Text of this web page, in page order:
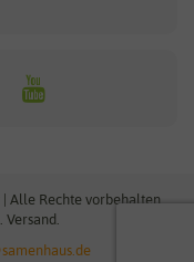
Holland
Alle Rechte vorbehalten.
Versand.